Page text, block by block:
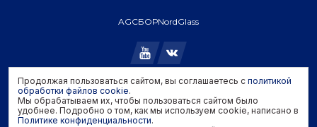
AGCБОРNordGlass
Copyright © 2026 AGC. All rights reserved.
Политика конфиденциальности
Политика обработки файлов cookie
Продолжая пользоваться сайтом, вы соглашаетесь с политикой
обработки файлов cookie.
Мы обрабатываем их, чтобы пользоваться сайтом было
удобнее. Подробно о том, как мы используем cookie, написано в
Политике конфиденциальности.